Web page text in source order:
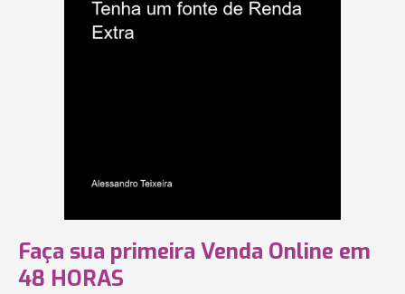
Faça sua primeira Venda Online em
48 HORAS